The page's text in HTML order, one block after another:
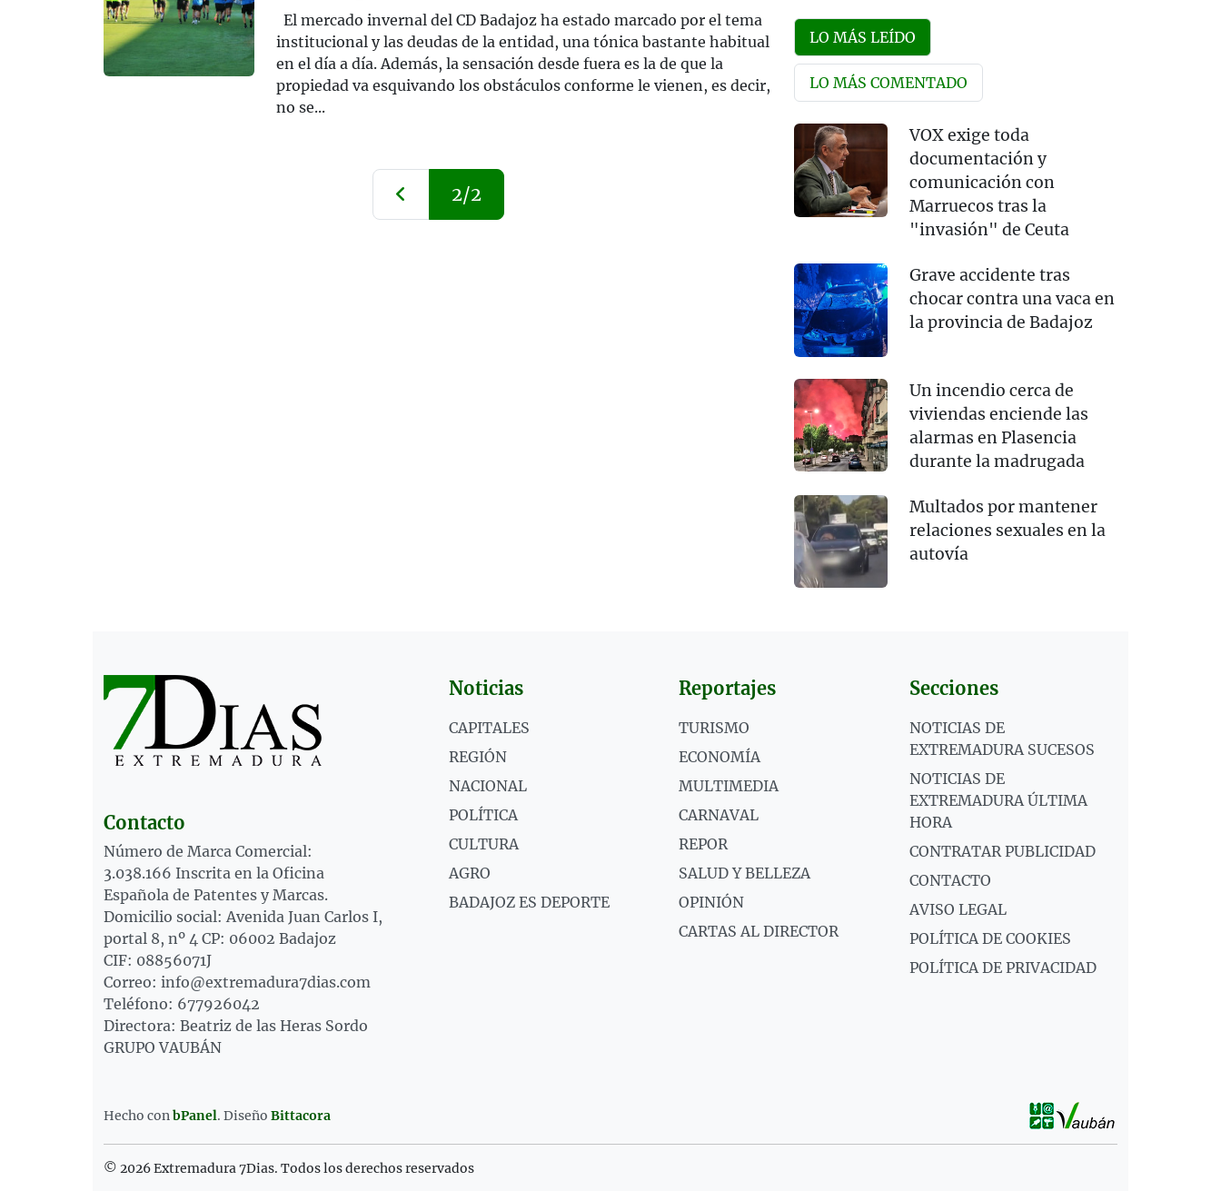
El mercado invernal del CD Badajoz ha estado marcado por el tema
institucional y las deudas de la entidad, una tónica bastante habitual
en el día a día. Además, la sensación desde fuera es la de que la
propiedad va esquivando los obstáculos conforme le vienen, es decir,
no se...
2/2
LO MÁS LEÍDO
LO MÁS COMENTADO
VOX exige toda
documentación y
comunicación con
Marruecos tras la
"invasión" de Ceuta
Grave accidente tras
chocar contra una vaca en
la provincia de Badajoz
Un incendio cerca de
viviendas enciende las
alarmas en Plasencia
durante la madrugada
Multados por mantener
relaciones sexuales en la
autovía
Contacto
Número de Marca Comercial:
3.038.166 Inscrita en la Oficina
Española de Patentes y Marcas.
Domicilio social: Avenida Juan Carlos I,
portal 8, nº 4 CP: 06002 Badajoz
CIF: 08856071J
Correo: info@extremadura7dias.com
Teléfono: 677926042
Directora: Beatriz de las Heras Sordo
GRUPO VAUBÁN
Noticias
CAPITALES
REGIÓN
NACIONAL
POLÍTICA
CULTURA
AGRO
BADAJOZ ES DEPORTE
Reportajes
TURISMO
ECONOMÍA
MULTIMEDIA
CARNAVAL
REPOR
SALUD Y BELLEZA
OPINIÓN
CARTAS AL DIRECTOR
Secciones
NOTICIAS DE
EXTREMADURA SUCESOS
NOTICIAS DE
EXTREMADURA ÚLTIMA
HORA
CONTRATAR PUBLICIDAD
CONTACTO
AVISO LEGAL
POLÍTICA DE COOKIES
POLÍTICA DE PRIVACIDAD
Hecho conbPanel. Diseño Bittacora
© 2026 Extremadura 7Dias. Todos los derechos reservados